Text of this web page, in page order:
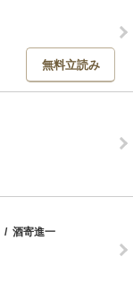
無料立読み
/ 酒寄進一